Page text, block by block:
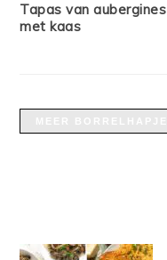
Tapas van aubergines
met kaas